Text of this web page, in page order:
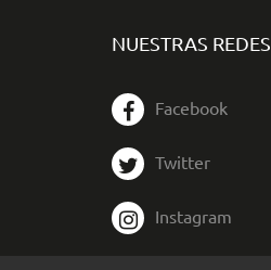
NUESTRAS REDES
Facebook
Twitter
Instagram